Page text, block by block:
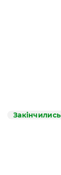
Закінчились